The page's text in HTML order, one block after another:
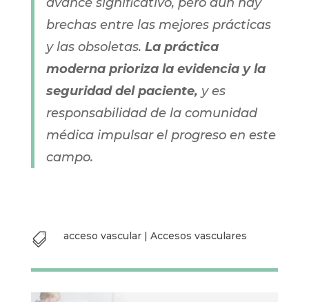
fomentar la formación continua y promover la
adopción de protocolos actualizados.
En síntesis, el acceso vascular en el
siglo XXI ha experimentado un
avance significativo, pero aún hay
brechas entre las mejores
la comunidad médica impulsar el